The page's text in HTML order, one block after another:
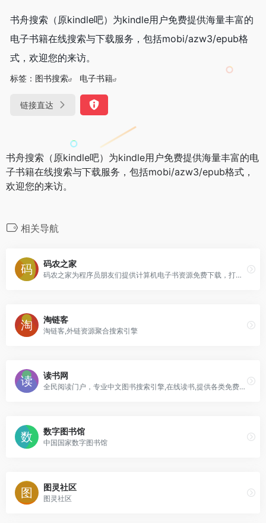
书舟搜索（原kindle吧）为kindle用户免费提供海量丰富的
电子书籍在线搜索与下载服务，包括mobi/azw3/epub格
式，欢迎您的来访。
标签： 图书搜索 电子书籍
链接直达
书舟搜索（原kindle吧）为kindle用户免费提供海量丰富的电
子书籍在线搜索与下载服务，包括mobi/azw3/epub格式，
欢迎您的来访。
相关导航
码农之家
码农之家为程序员朋友们提供计算机电子书资源免费下载，打造成编程电子书的专业网站，精选计算机pdf电子书内容并推荐有价值的视频教程内容，为大家学习编程和计算机知识节省成本。
淘链客
淘链客,外链资源聚合搜索引擎
读书网
全民阅读门户，专业中文图书搜索引擎,在线读书,提供各类免费电子书及图书导购服务
数字图书馆
中国国家数字图书馆
图灵社区
图灵社区